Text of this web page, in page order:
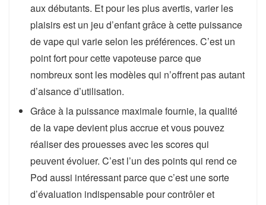
aux débutants. Et pour les plus avertis, varier les
plaisirs est un jeu d’enfant grâce à cette puissance
de vape qui varie selon les préférences. C’est un
point fort pour cette vapoteuse parce que
nombreux sont les modèles qui n’offrent pas autant
d’aisance d’utilisation.
Grâce à la puissance maximale fournie, la qualité
de la vape devient plus accrue et vous pouvez
réaliser des prouesses avec les scores qui
peuvent évoluer. C’est l’un des points qui rend ce
Pod aussi intéressant parce que c’est une sorte
d’évaluation indispensable pour contrôler et